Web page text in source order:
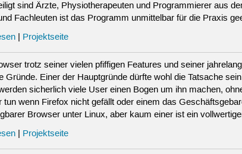
sind Ärzte, Physiotherapeuten und Programmierer aus
Fachleuten ist das Programm unmittelbar für die Praxis
| Projektseite
trotz seiner vielen pfiffigen Features und seiner
Gründe. Einer der Hauptgründe dürfte wohl die Tatsache
sicherlich viele User einen Bogen um ihn machen,
tun wenn Firefox nicht gefällt oder einem das
Browser unter Linux, aber kaum einer ist ein
| Projektseite